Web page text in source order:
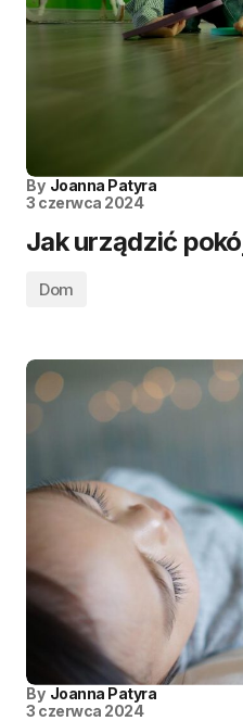
By Joanna Patyra
3 czerwca 2024
Jak urządzić
Dom
By Joanna Patyra
3 czerwca 2024